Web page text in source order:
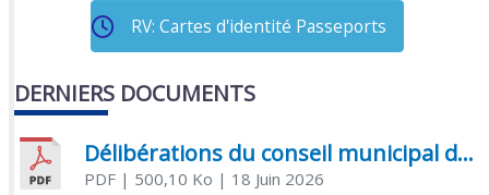
RV: Cartes d'identité Passeports
DERNIERS DOCUMENTS
Délibérations du conseil municipal du 18 juin 2026
PDF| 500,10 Ko | 18 Juin 2026